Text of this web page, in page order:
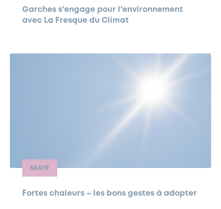
Garches s’engage pour l’environnement
avec La Fresque du Climat
SANTÉ
Fortes chaleurs – les bons gestes à adopter